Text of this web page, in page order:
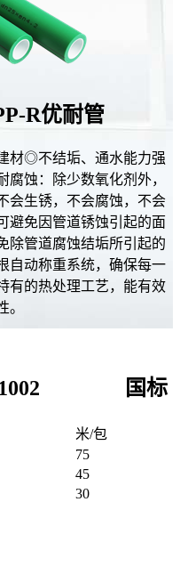
R优耐管
材◎不结垢、通水能力强
蚀：除少数氧化剂外，
会生锈，不会腐蚀，不会
避免因管道锈蚀引起的面
除管道腐蚀结垢所引起的
自动称重系统，确保每一
有的热处理工艺，能有效
。
国标
米/包
75
45
30